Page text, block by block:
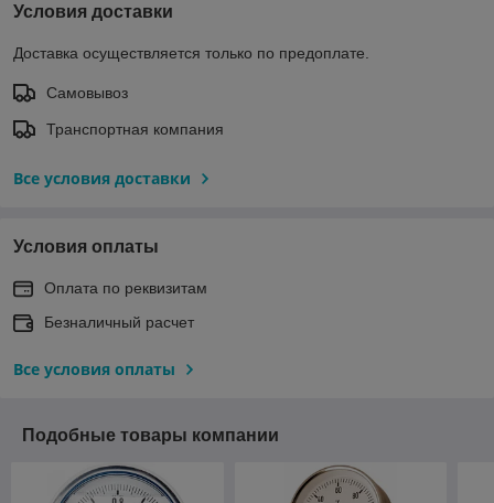
Условия доставки
Доставка осуществляется только по предоплате.
Самовывоз
Транспортная компания
Все условия доставки
Условия оплаты
Оплата по реквизитам
Безналичный расчет
Все условия оплаты
Подобные товары компании